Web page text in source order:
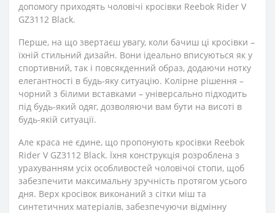
допомогу приходять чоловічі кросівки Reebok Rider V
GZ3112 Black.
Перше, на що звертаєш увагу, коли бачиш ці кросівки –
їхній стильний дизайн. Вони ідеально вписуються як у
спортивний, так і повсякденний образ, додаючи нотку
елегантності в будь-яку ситуацію. Колірне рішення –
чорний з білими вставками – універсально підходить
під будь-який одяг, дозволяючи вам бути на висоті в
будь-якій ситуації.
Але краса не єдине, що пропонують кросівки Reebok
Rider V GZ3112 Black. Їхня конструкція розроблена з
урахуванням усіх особливостей чоловічої стопи, щоб
забезпечити максимальну зручність протягом усього
дня. Верх кросівок виконаний з сітки міш та
синтетичних матеріалів, забезпечуючи відмінну